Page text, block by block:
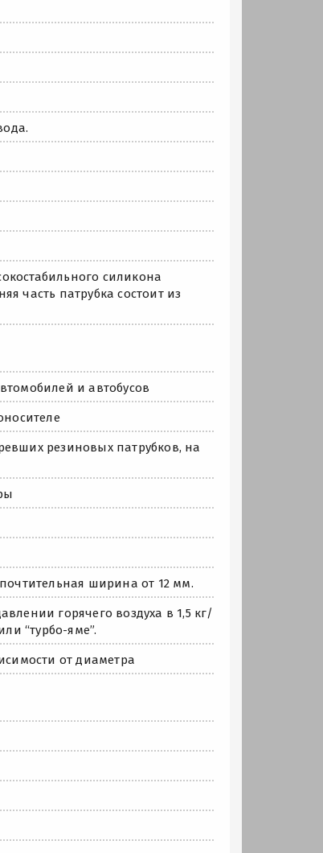
силикона
часть патрубка состоит из
и автобусов
резиновых патрубков, на
ширина от 12 мм.
горячего воздуха в 1,5 кг/
“турбо-яме”.
от диаметра